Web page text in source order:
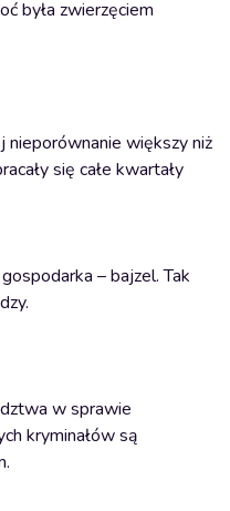
była zwierzęciem
nieporównanie większy niż
się całe kwartały
– bajzel. Tak
w sprawie
kryminałów są